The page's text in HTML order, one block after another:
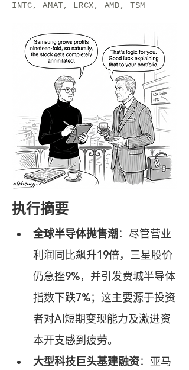
INTC, AMAT, LRCX, AMD, TSM
执行摘要
全球半导体抛售潮 ：尽管营业
利润同比飙升19倍，三星股价
仍急挫9%，并引发费城半导体
指数下跌7%；这主要源于投资
者对AI短期变现能力及激进资
本开支感到疲劳。
大型科技巨头基建融资：亚马